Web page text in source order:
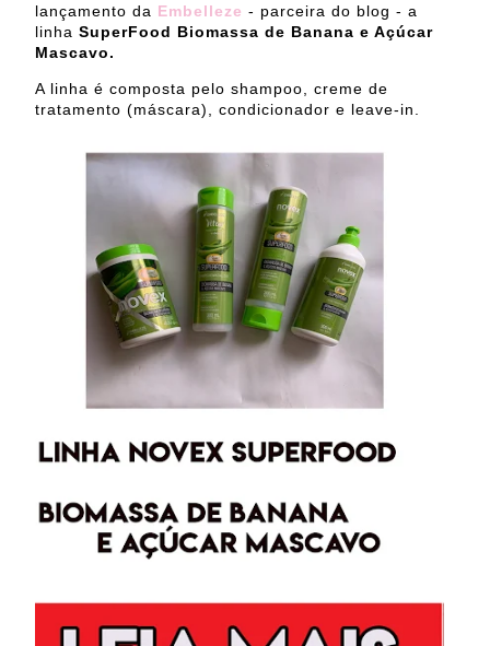
lançamento da Embelleze - parceira do blog - a
linha SuperFood Biomassa de Banana e Açúcar
Mascavo.
A linha é composta pelo shampoo, creme de
tratamento (máscara), condicionador e leave-in.